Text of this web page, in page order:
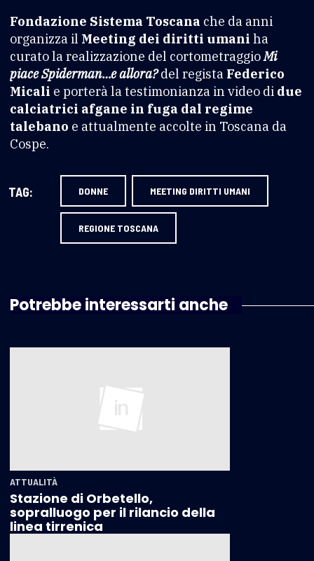
Fondazione Sistema Toscana che da anni
organizza il Meeting dei diritti umani ha
curato la realizzazione del cortometraggioMi
piace Spiderman…e allora?del regista Federico
Micali e porterà la testimonianza in video di due
calciatrici afgane in fuga dal regime
talebano e attualmente accolte in Toscana da
Cospe.
TAG: DONNE MEETING DIRITTI UMANI
REGIONE TOSCANA
Potrebbe interessarti anche
ATTUALITÀ
Stazione di Orbetello,
sopralluogo per il rilancio della
linea tirrenica